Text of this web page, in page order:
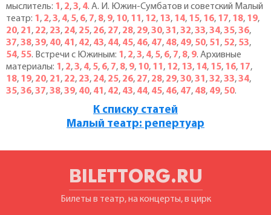
мыслитель: 1 , 2,3, 4. А. И. Южин-Сумбатов и советский Малый
театр: 1 , 2,3, 4, 5, 6, 7, 8, 9, 10, 11 , 12, 13, 14, 15, 16, 17, 18, 19,
20, 21 , 22, 23, 24, 25, 26, 27, 28, 29,30,31 ,32,33,34,35,36,
37,38,39, 40, 41 , 42, 43, 44, 45, 46, 47, 48, 49, 50, 51 , 52, 53,
54, 55. Встречи с Южиным: 1 , 2,3, 4, 5, 6, 7, 8, 9. Архивные
материалы: 1 , 2,3, 4, 5, 6, 7, 8, 9, 10, 11 , 12, 13, 14, 15, 16, 17,
18, 19, 20, 21 , 22, 23, 24, 25, 26, 27, 28, 29,30,31 ,32,33,34,
35,36,37,38,39, 40, 41 , 42, 43, 44, 45, 46, 47, 48, 49, 50.
К списку статей
Малый театр: репертуар
BILETTORG.RU
Билеты в театр, на концерты, в цирк